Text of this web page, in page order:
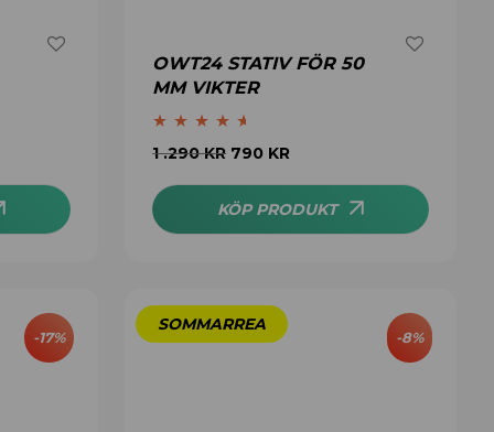
OWT24 STATIV FÖR 50
MM VIKTER
Betygsatt
1 .290KR 790 KR
KÖP PRODUKT
-17% -8%